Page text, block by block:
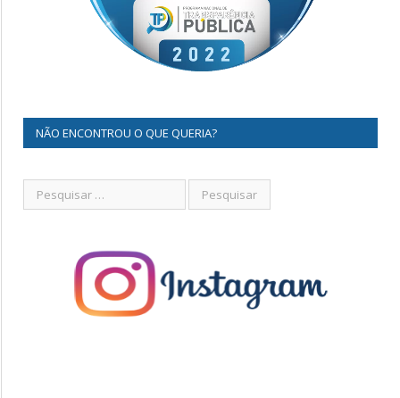
NÃO ENCONTROU O QUE QUERIA?